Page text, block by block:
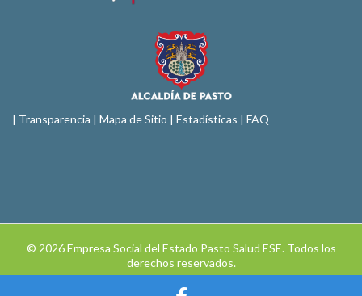
| Transparencia | Mapa de Sitio | Estadísticas | FAQ
© 2026 Empresa Social del Estado Pasto Salud ESE. Todos los
derechos reservados.